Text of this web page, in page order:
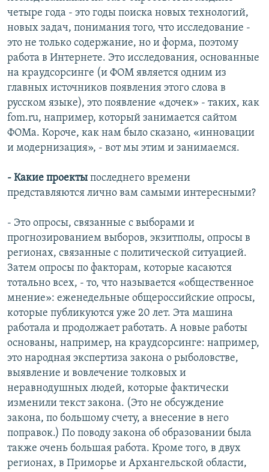
четыре года - это годы поиска новых технологий,
новых задач, понимания того, что исследование -
это не только содержание, но и форма, поэтому
работа в Интернете. Это исследования, основанные
на краудсорсинге (и ФОМ является одним из
главных источников появления этого слова в
русском языке), это появление «дочек» - таких, как
fom.ru, например, который занимается сайтом
ФОМа. Короче, как нам было сказано, «инновации
и модернизация», - вот мы этим и занимаемся.
- Какие проекты последнего времени
представляются лично вам самыми интересными?
- Это опросы, связанные с выборами и
прогнозированием выборов, экзитполы, опросы в
регионах, связанные с политической ситуацией.
Затем опросы по факторам, которые касаются
тотально всех, - то, что называется «общественное
мнение»: еженедельные общероссийские опросы,
которые публикуются уже 20 лет. Эта машина
работала и продолжает работать. А новые работы
основаны, например, на краудсорсинге: например,
это народная экспертиза закона о рыболовстве,
выявление и вовлечение толковых и
неравнодушных людей, которые фактически
изменили текст закона. (Это не обсуждение
закона, по большому счету, а внесение в него
поправок.) По поводу закона об образовании была
также очень большая работа. Кроме того, в двух
регионах, в Приморье и Архангельской области,